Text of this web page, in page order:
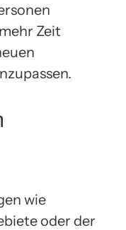
Zeit
wie
oder der